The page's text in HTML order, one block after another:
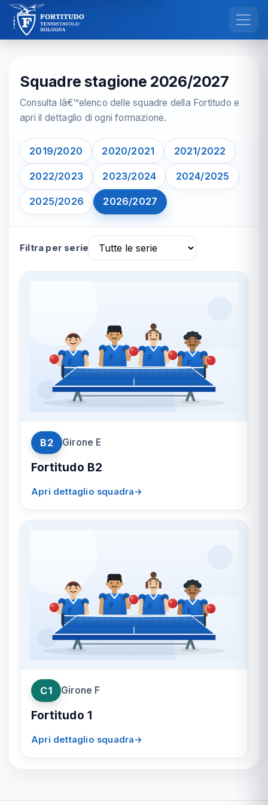
Squadre stagione 2026/2027
Consulta lâ€™elenco delle squadre della Fortitudo e
apri il dettaglio di ogni formazione.
2019/2020 2020/2021 2021/2022
2022/2023 2023/2024 2024/2025
2025/2026 2026/2027
Filtra per serie
B2 Girone E
Fortitudo B2
Apri dettaglio squadra→
C1 Girone F
Fortitudo 1
Apri dettaglio squadra→